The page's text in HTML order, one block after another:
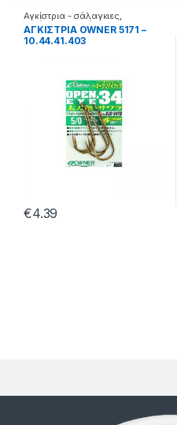
Αγκίστρια - σάλαγκιες
Αγκίστρια σε φάκελα
ΑΓΚΙΣΤΡΙΑ OWNER 5171 –
10.44.41.403
€4.39